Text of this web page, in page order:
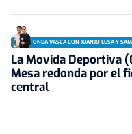
ONDA VASCA CON JUANJO LUSA Y
La Movida Deportiva
Mesa redonda por el
central